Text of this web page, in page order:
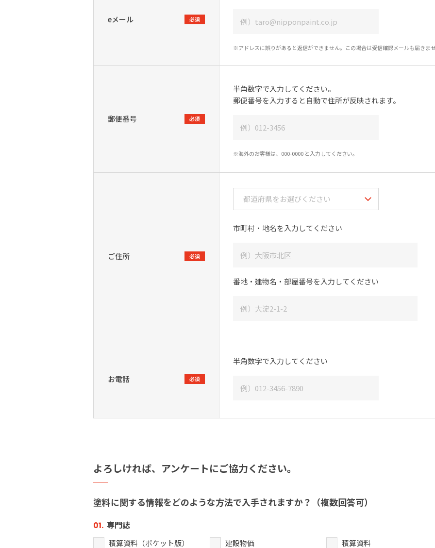
eメール 必須
※アドレスに誤りがあると返信ができません。 この場合は受信確認メールも届きま
郵便番号 必須
半角数字で入力してください。
郵便番号を入力すると自動で住所が反映されます。
※海外のお客様は、000-0000 と入力してください。
ご住所 必須
市町村・地名を入力してください
番地・建物名・部屋番号を入力してください
お電話 必須
半角数字で入力してください
よろしければ、 アンケートにご協力ください。
塗料に関する情報をどのような方法で入手されますか？（複数回答可）
01. 専門誌
積算資料（ポケット版） 建設物価 積算資料